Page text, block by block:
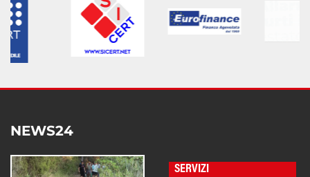
NEWS24
SERVIZI